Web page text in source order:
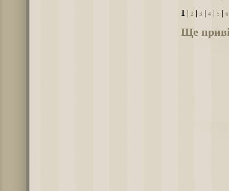
1 2 3 4 5 6
Ще